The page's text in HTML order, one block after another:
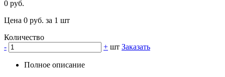
0 руб.
Цена 0 руб. за 1 шт
Количество
-
+ шт Заказать
Полное описание